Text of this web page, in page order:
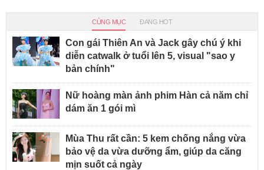
CÙNG MỤC ĐANG HOT
Con gái Thiên An và Jack gây chú ý khi
diễn catwalk ở tuổi lên 5, visual "sao y
bản chính"
Nữ hoàng màn ảnh phim Hàn cả năm chỉ
dám ăn 1 gói mì
Mùa Thu rất cần: 5 kem chống nắng vừa
bảo vệ da vừa dưỡng ẩm, giúp da căng
mịn suốt cả ngày